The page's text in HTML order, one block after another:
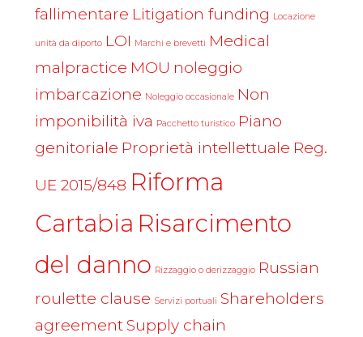
fallimentare Litigation funding Locazione
unità da diporto LOI Marchi e brevetti Medical
malpractice MOU noleggio
imbarcazione Noleggio occasionale Non
imponibilità iva Pacchetto turistico Piano
genitoriale Proprietà intellettuale Reg.
UE 2015/848 Riforma
Cartabia Risarcimento
del danno Rizzaggio o derizzaggio Russian
roulette clause Servizi portuali Shareholders
agreementSupply chain